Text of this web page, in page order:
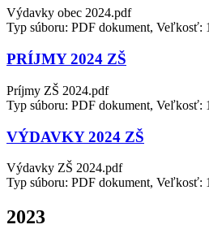
Výdavky obec 2024.pdf
Typ súboru: PDF dokument, Veľkosť:
PRÍJMY 2024 ZŠ
Príjmy ZŠ 2024.pdf
Typ súboru: PDF dokument, Veľkosť:
VÝDAVKY 2024 ZŠ
Výdavky ZŠ 2024.pdf
Typ súboru: PDF dokument, Veľkosť:
2023